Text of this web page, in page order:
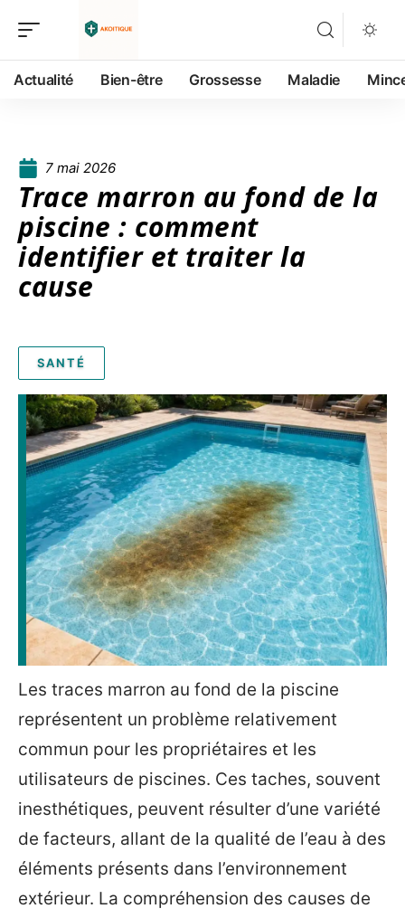
Actualité Bien-être Grossesse Maladie
7 mai 2026
Trace marron au fond de la
piscine : comment
identifier et traiter la
cause
SANTÉ
Les traces marron au fond de la piscine
représentent un problème relativement
commun pour les propriétaires et les
utilisateurs de piscines. Ces taches, souvent
inesthétiques, peuvent résulter d’une variété
de facteurs, allant de la qualité de l’eau à des
éléments présents dans l’environnement
extérieur. La compréhension des causes de